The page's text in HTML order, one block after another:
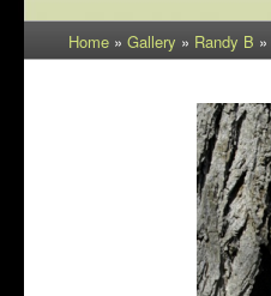
Home » Gallery » Randy B »